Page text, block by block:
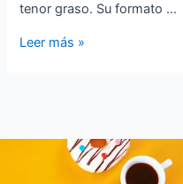
tenor graso. Su formato …
Leer más »